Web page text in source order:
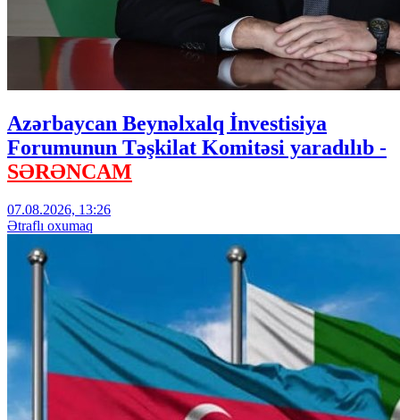
Azərbaycan Beynəlxalq İnvestisiya
Forumunun Təşkilat Komitəsi yaradılıb -
SƏRƏNCAM
07.08.2026, 13:26
Ətraflı oxumaq